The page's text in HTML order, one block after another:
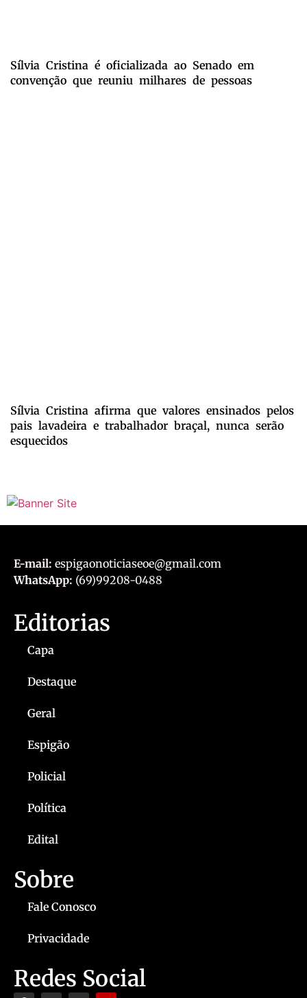
Sílvia Cristina é oficializada ao Senado em
convenção que reuniu milhares de pessoas
Sílvia Cristina afirma que valores ensinados pelos
pais lavadeira e trabalhador braçal, nunca serão
esquecidos
E-mail: espigaonoticiaseoe@gmail.com
WhatsApp: (69)99208-0488
Editorias
Capa
Destaque
Geral
Espigão
Policial
Política
Edital
Sobre
Fale Conosco
Privacidade
Redes Social